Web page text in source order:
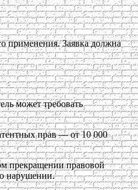
применения. Заявка должна
может требовать
прав — от 10 000
прекращении правовой
нарушении.